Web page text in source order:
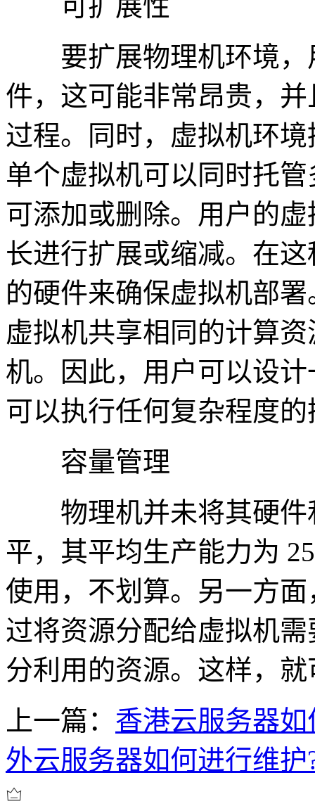
要扩展物理机环境，
件，这可能非常昂贵，
过程。同时，虚拟机环
单个虚拟机可以同时托
可添加或删除。用户的
长进行扩展或缩减。在
的硬件来确保虚拟机部
虚拟机共享相同的计算
机。因此，用户可以设
可以执行任何复杂程度的
容量管理
物理机并未将其硬件
平，其平均生产能力为
使用，不划算。另一方
过将资源分配给虚拟机
分利用的资源。这样，
上一篇： 香港云服务器
外云服务器如何进行维护